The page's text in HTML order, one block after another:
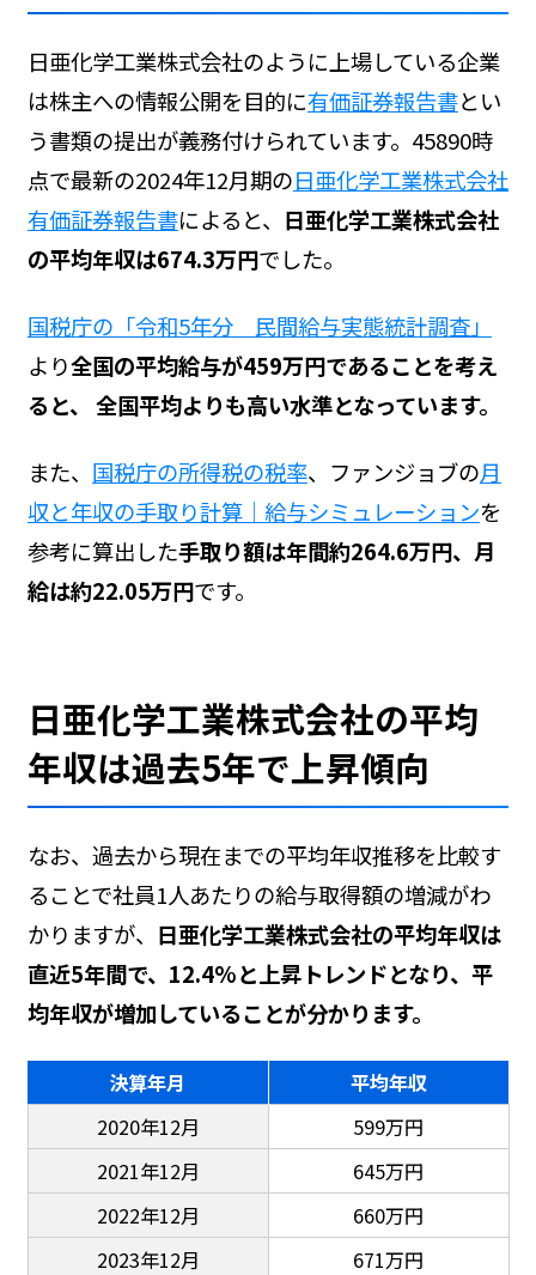
日亜化学工業株式会社のように上場している企業
は株主への情報公開を目的に有価証券報告書とい
う書類の提出が義務付けられています。45890時
点で最新の2024年12月期の日亜化学工業株式会社
有価証券報告書によると、 日亜化学工業株式会社
の平均年収は674.3万円でした。
国税庁の「令和5年分 民間給与実態統計調査」
より全国の平均給与が459万円であることを考え
ると、 全国平均よりも高い水準となっています。
また、 国税庁の所得税の税率、ファンジョブの月
収と年収の手取り計算｜給与シミュレーションを
参考に算出した手取り額は年間約264.6万円、月
給は約22.05万円です。
日亜化学工業株式会社の平均
年収は過去5年で上昇傾向
なお、過去から現在までの平均年収推移を比較す
ることで社員1人あたりの給与取得額の増減がわ
かりますが、 日亜化学工業株式会社の平均年収は
直近5年間で、12.4%と上昇トレンドとなり、平
均年収が増加していることが分かります。
決算年月
平均年収
2020年12月
599万円
2021年12月
645万円
2022年12月
660万円
2023年12月
671万円